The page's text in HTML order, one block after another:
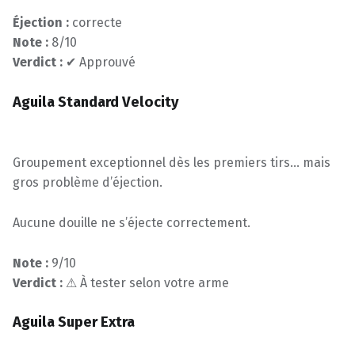
Éjection : correcte
Note : 8/10
Verdict : ✔ Approuvé
Aguila Standard Velocity
Groupement exceptionnel dès les premiers tirs… mais
gros problème d’éjection.
Aucune douille ne s’éjecte correctement.
Note : 9/10
Verdict : ⚠ À tester selon votre arme
Aguila Super Extra